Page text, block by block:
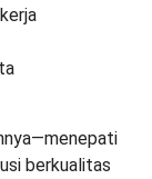
berkualitas